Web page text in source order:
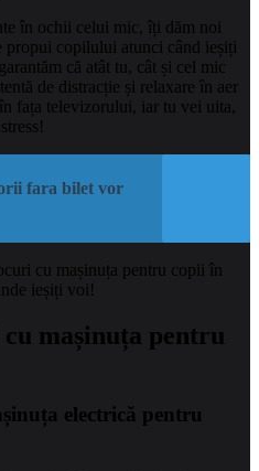
în ochii celui mic, îți dăm noi
propui copilului atunci când ieșiți
că atât tu, cât și cel mic
de distracție și relaxare în aer
fața televizorului, iar tu vei uita,
fara bilet vor
cu mașinuța pentru copii în
ieșiți voi!
mașinuța pentru
electrică pentru